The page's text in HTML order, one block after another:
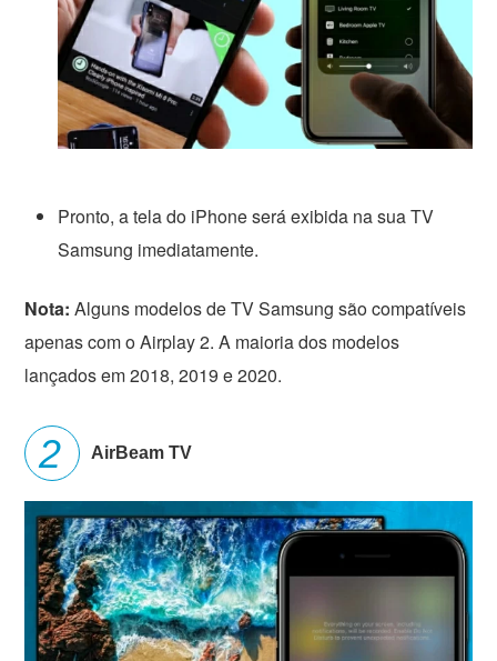
Pronto, a tela do iPhone será exibida na sua TV
Samsung imediatamente.
Nota: Alguns modelos de TV Samsung são compatíveis
apenas com o Airplay 2. A maioria dos modelos
lançados em 2018, 2019 e 2020.
AirBeam TV